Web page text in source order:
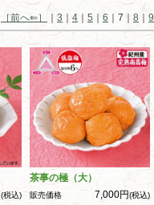
［前へ⇐］ 3 4 5 6 ｜7｜ 8 9
(税込)
茶事の極（大）
販売価格 7,000円(税込)